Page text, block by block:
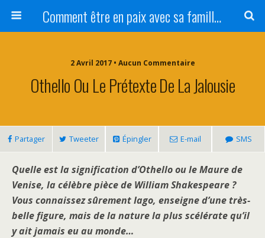
Comment être en paix avec sa famille ?
2 Avril 2017 • Aucun Commentaire
Othello Ou Le Prétexte De La Jalousie
Partager Tweeter Épingler E-mail SMS
Quelle est la signification d’Othello ou le Maure de
Venise, la célèbre pièce de William Shakespeare ?
Vous connaissez sûrement Iago, enseigne d’une très-
belle figure, mais de la nature la plus scélérate qu’il
y ait jamais eu au monde…